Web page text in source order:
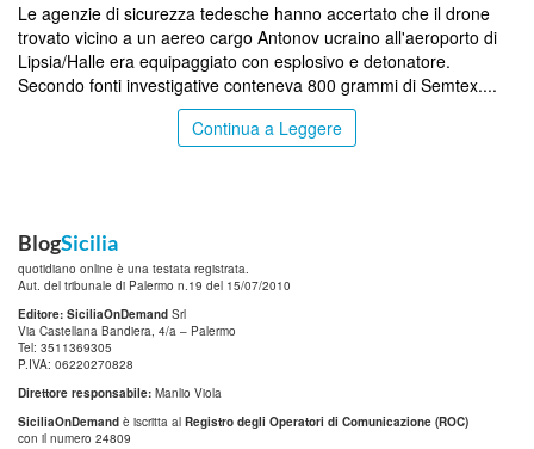
Le agenzie di sicurezza tedesche hanno accertato che il drone
trovato vicino a un aereo cargo Antonov ucraino all'aeroporto di
Lipsia/Halle era equipaggiato con esplosivo e detonatore.
Secondo fonti investigative conteneva 800 grammi di Semtex....
Continua a Leggere
BlogSicilia
quotidiano online è una testata registrata.
Aut. del tribunale di Palermo n.19 del 15/07/2010
Editore: SiciliaOnDemand Srl
Via Castellana Bandiera, 4/a – Palermo
Tel: 3511369305
P.IVA: 06220270828
Direttore responsabile: Manlio Viola
SiciliaOnDemand è iscritta al Registro degli Operatori di Comunicazione (ROC)
con il numero 24809